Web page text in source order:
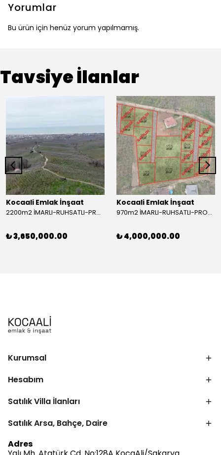
Yorumlar
Bu ürün için henüz yorum yapılmamış.
Tavsiye İlanlar
Kocaali Emlak İnşaat
2200m2 İMARLI-RUHSATLI-PROJELİ, PARSELLENMİŞ, PANORAMİK DENİZ MANZARALI, DOĞA İLE İÇ İÇE ARSA! – KADIKÖY MH
₺ 3,650,000.00
Kocaali Emlak İnşaat
970m2 İMARLI-RUHSATLI-PROJELİ, PARSELLENMİŞ, PANORAMİK DENİZ MANZARALI, DOĞA İLE İÇ İÇE ARSA! – KADIKÖY MH
₺ 4,000,000.00
Kurumsal
Hesabım
Satılık Villa İlanları
Satılık Arsa, Bahçe, Daire
Adres